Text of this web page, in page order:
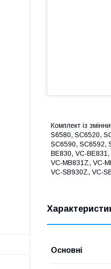
Комплект із
S6580, SC6520,
SC6590, SC6592,
BE830, VC-
VC-MB831Z, VC-
VC-SB930Z, VC-
Основні